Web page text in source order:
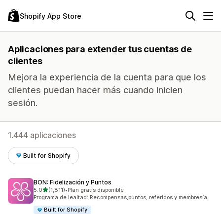
Shopify App Store
Aplicaciones para extender tus cuentas de
clientes
Mejora la experiencia de la cuenta para que los
clientes puedan hacer más cuando inicien
sesión.
1.444 aplicaciones
Built for Shopify
BON: Fidelización y Puntos
5.0de 5 estrellas
(1,811)
1811 reseñas en total
•Plan gratis disponible
Programa de lealtad: Recompensas,puntos, referidos y membresía
Built for Shopify